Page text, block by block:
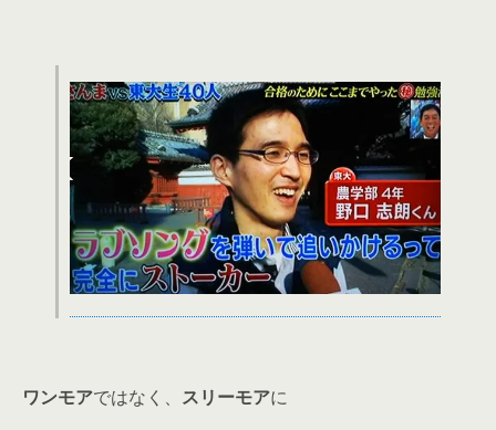
ワンモアではなく、 スリーモアに